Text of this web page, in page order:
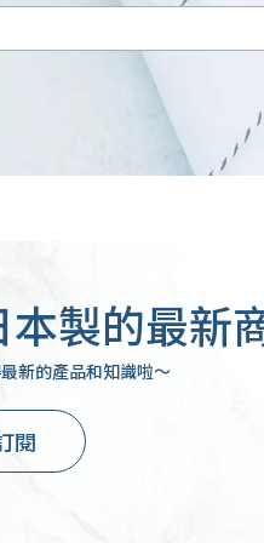
製的最新
新的產品和知識啦～
閱